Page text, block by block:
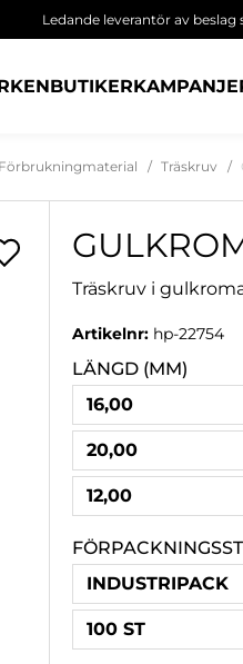
Ledande leverantör av beslag
BUTIKER
Träskruv
Träskruv i
Artikelnr: hp-22754
LÄNGD (MM)
16,00
20,00
12,00
INDUSTRIPACK
100 ST